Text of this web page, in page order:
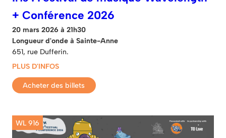
+ Conférence 2026
20 mars 2026 à 21h30
Longueur d'onde à Sainte-Anne
651, rue Dufferin.
PLUS D'INFOS
Acheter des billets
WL 916